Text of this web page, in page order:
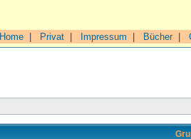
Home Privat Impressum Bücher|